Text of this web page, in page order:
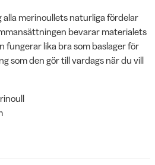
merinoullets naturliga fördelar
bevarar materialets
fungerar lika bra som baslager för
som den gör till vardags när du vill